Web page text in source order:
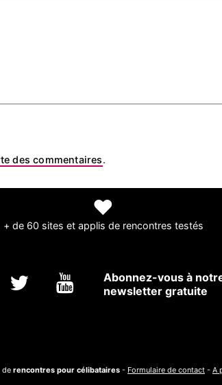
des commentaires.
❤
+ de 60 sites et applis de rencontres testés
Abonnez-vous à
newsletter gratuite
de rencontres pour célibataires - Formulaire de contact - A